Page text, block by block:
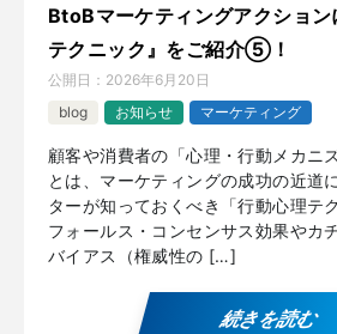
BtoBマーケティングアクション
テクニック』をご紹介⑤！
公開日： 2026年6月20日
blog
お知らせ マーケティング
顧客や消費者の「心理・行動メカニ
とは、マーケティングの成功の近道
ターが知っておくべき「行動心理テ
フォールス・コンセンサス効果やカ
バイアス（権威性の […]
続きを読む